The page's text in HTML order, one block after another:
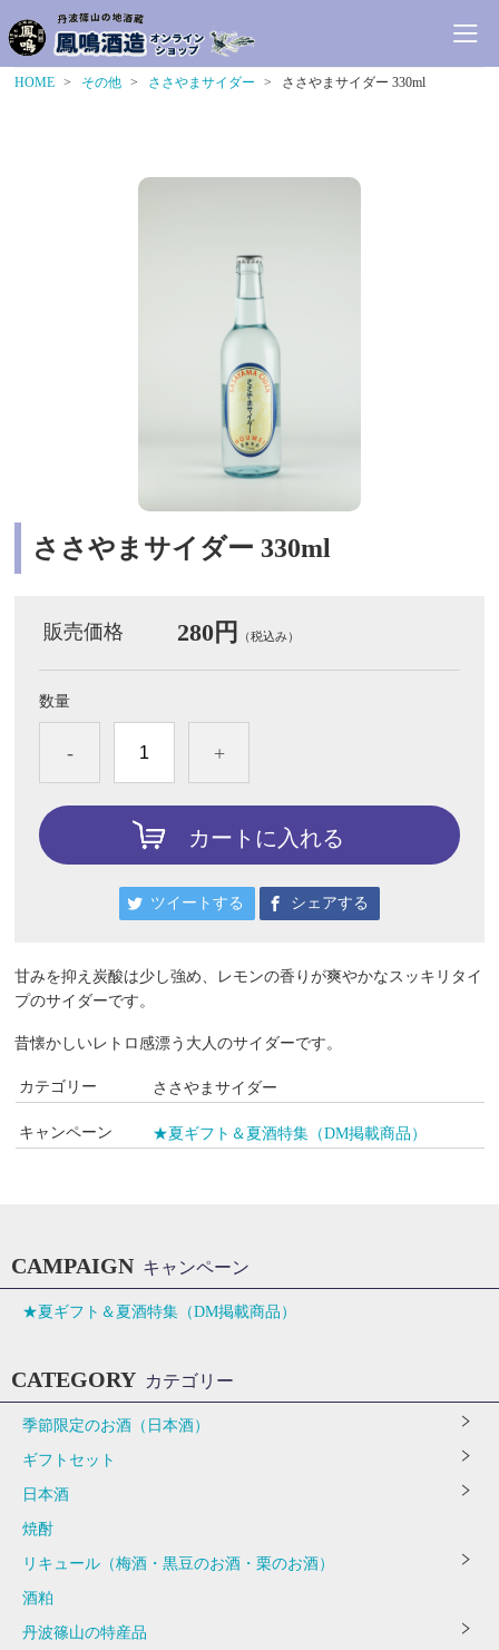
HOME その他 ささやまサイダー ささやまサイダー 330ml
ささやまサイダー 330ml
販売価格 280円 （税込み）
数量
- +
カートに入れる
ツイートする シェアする
甘みを抑え炭酸は少し強め、レモンの香りが爽やかなスッキリタイ
プのサイダーです。
昔懐かしいレトロ感漂う大人のサイダーです。
カテゴリー ささやまサイダー
キャンペーン ★夏ギフト＆夏酒特集（DM掲載商品）
CAMPAIGN キャンペーン
★夏ギフト＆夏酒特集（DM掲載商品）
CATEGORY カテゴリー
季節限定のお酒（日本酒）
ギフトセット
日本酒
焼酎
リキュール（梅酒・黒豆のお酒・栗のお酒）
酒粕
丹波篠山の特産品